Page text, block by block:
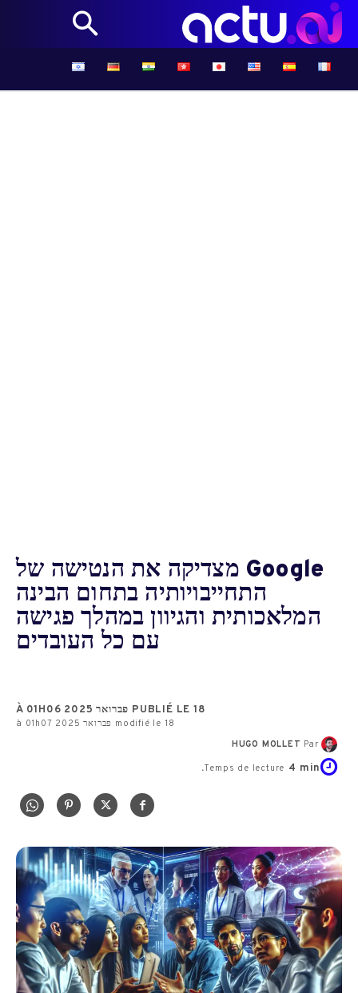
Google מצדיקה את הנטישה של
התחייבויותיה בתחום הבינה
המלאכותית והגיוון במהלך פגישה
עם כל העובדים
PUBLIÉ LE 18 פברואר 2025 À 01H06
modifié le 18 פברואר 2025 à 01h07
Par
HUGO MOLLET
Temps de lecture 4 min.